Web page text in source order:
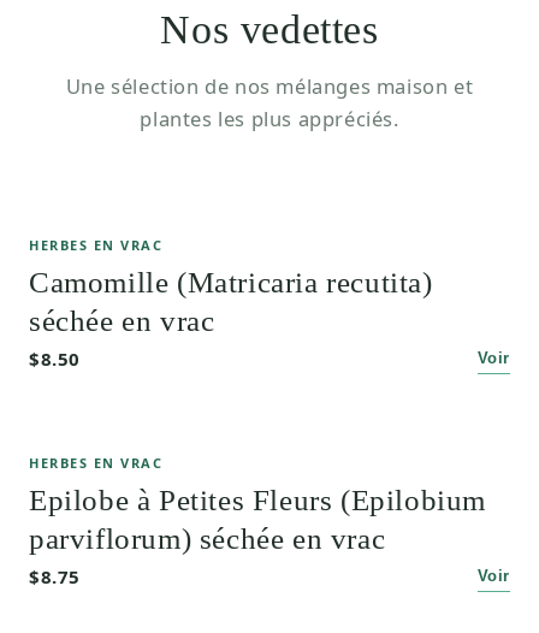
Nos vedettes
Une sélection de nos mélanges maison et
plantes les plus appréciés.
HERBES EN VRAC
Camomille (Matricaria recutita)
séchée en vrac
$8.50 Voir
HERBES EN VRAC
Epilobe à Petites Fleurs (Epilobium
parviflorum) séchée en vrac
$8.75 Voir